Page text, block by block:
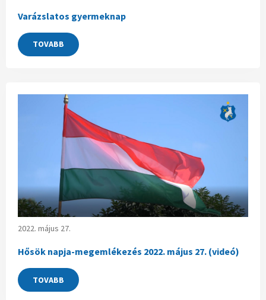
Varázslatos gyermeknap
TOVABB
2022. május 27.
Hősök napja-megemlékezés 2022. május 27. (videó)
TOVABB